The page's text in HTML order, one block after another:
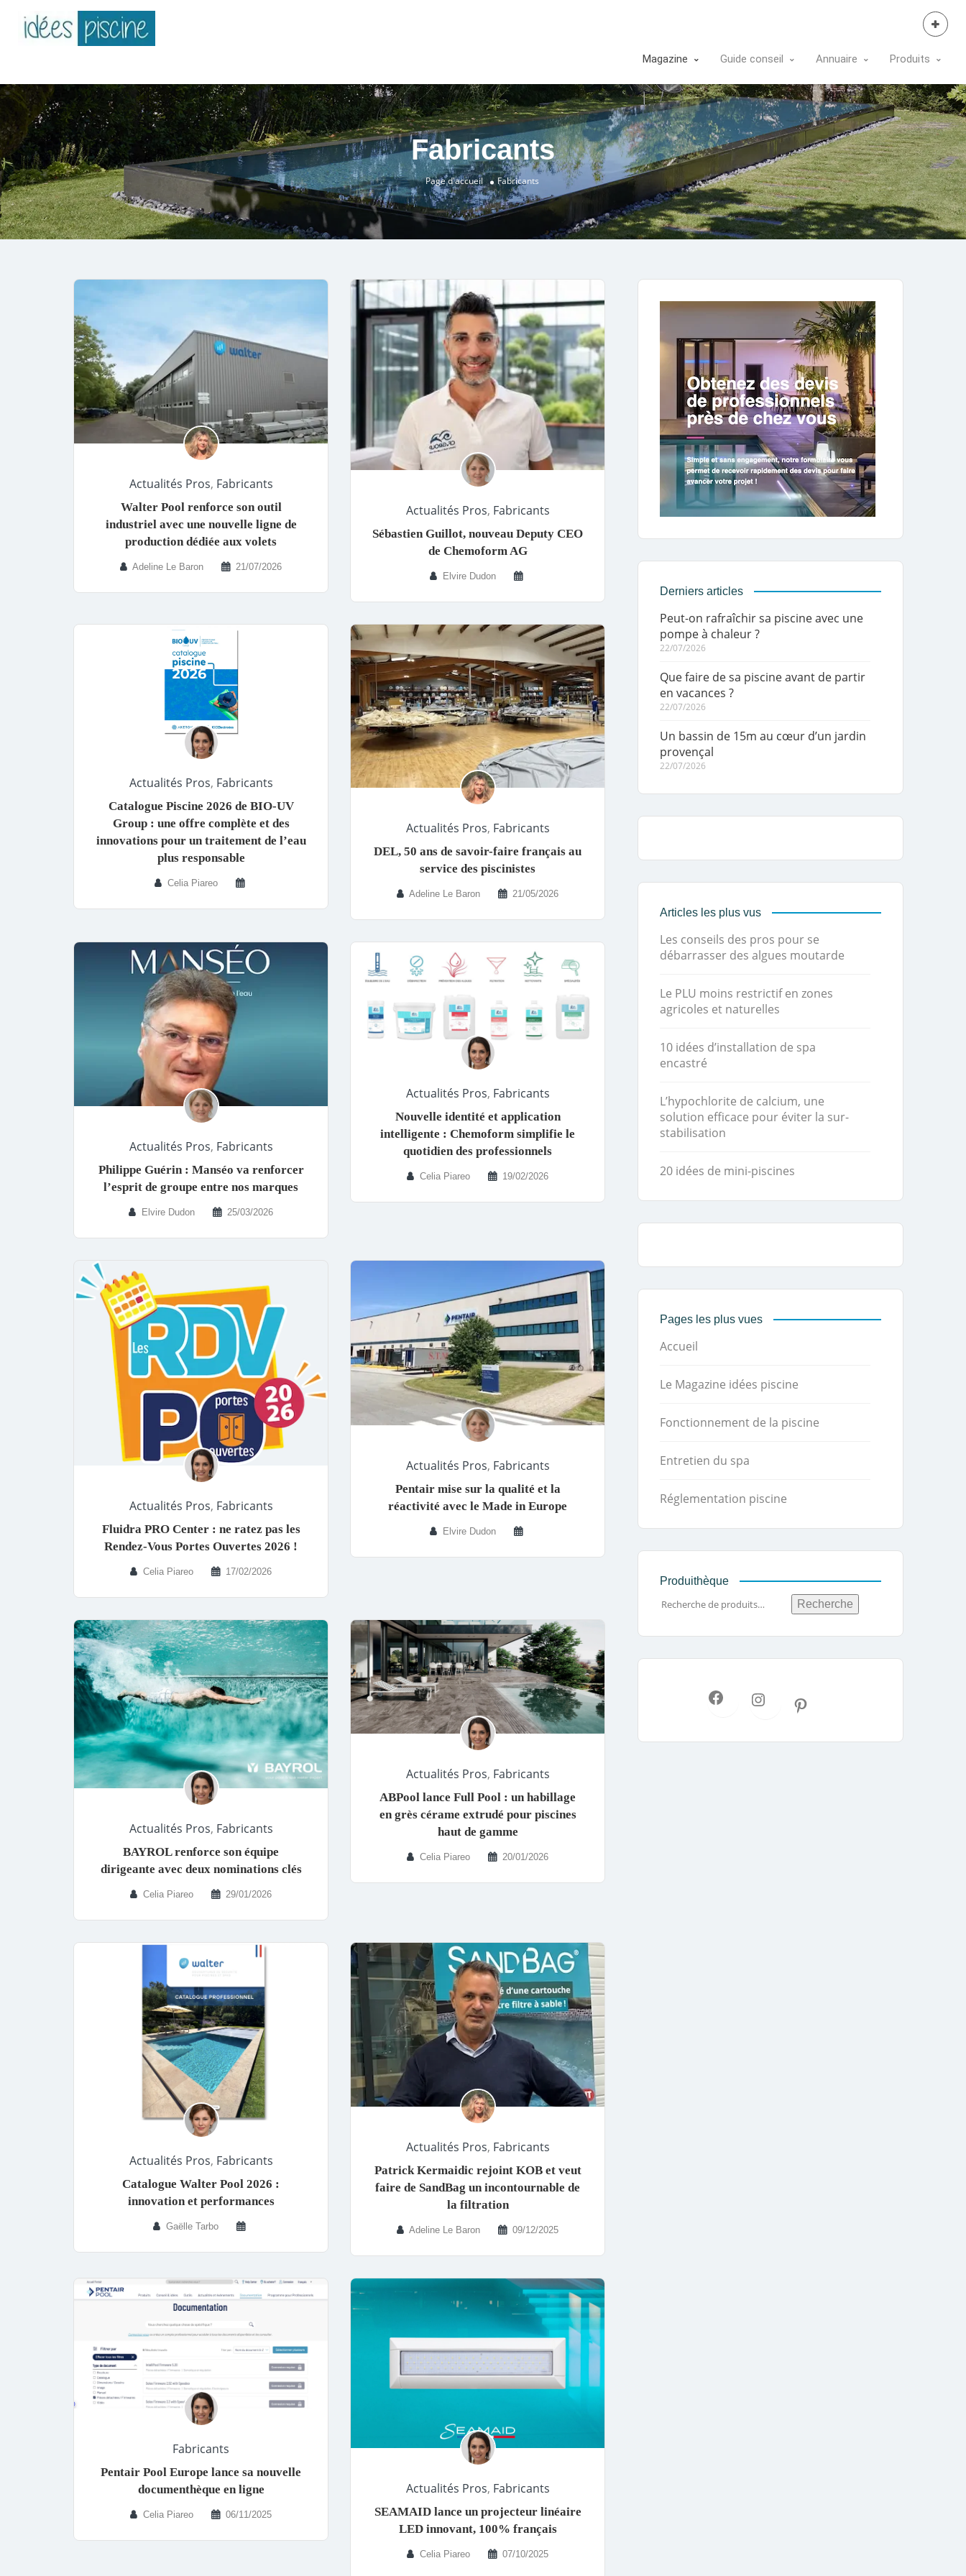
Magazine Guide conseil Annuaire Produits
Fabricants
Page d'accueil Fabricants
Actualités Pros, Fabricants
Walter Pool renforce son outil
industriel avec une nouvelle ligne de
production dédiée aux volets
Adeline Le Baron 21/07/2026
Actualités Pros, Fabricants
Sébastien Guillot, nouveau Deputy CEO
de Chemoform AG
Elvire Dudon
Actualités Pros, Fabricants
Catalogue Piscine 2026 de BIO-UV
Group : une offre complète et des
innovations pour un traitement de l’eau
plus responsable
Celia Piareo
Actualités Pros, Fabricants
DEL, 50 ans de savoir-faire français au
service des piscinistes
Adeline Le Baron 21/05/2026
Actualités Pros, Fabricants
Philippe Guérin : Manséo va renforcer
l’esprit de groupe entre nos marques
Elvire Dudon 25/03/2026
Actualités Pros, Fabricants
Nouvelle identité et application
intelligente : Chemoform simplifie le
quotidien des professionnels
Celia Piareo 19/02/2026
Actualités Pros, Fabricants
Fluidra PRO Center : ne ratez pas les
Rendez-Vous Portes Ouvertes 2026 !
Celia Piareo 17/02/2026
Actualités Pros, Fabricants
Pentair mise sur la qualité et la
réactivité avec le Made in Europe
Elvire Dudon
Actualités Pros, Fabricants
BAYROL renforce son équipe
dirigeante avec deux nominations clés
Celia Piareo 29/01/2026
Actualités Pros, Fabricants
ABPool lance Full Pool : un habillage
en grès cérame extrudé pour piscines
haut de gamme
Celia Piareo 20/01/2026
Actualités Pros, Fabricants
Catalogue Walter Pool 2026 :
innovation et performances
Gaëlle Tarbo
Actualités Pros, Fabricants
Patrick Kermaidic rejoint KOB et veut
faire de SandBag un incontournable de
la filtration
Adeline Le Baron 09/12/2025
Fabricants
Pentair Pool Europe lance sa nouvelle
documenthèque en ligne
Celia Piareo 06/11/2025
Actualités Pros, Fabricants
SEAMAID lance un projecteur linéaire
LED innovant, 100% français
Celia Piareo 07/10/2025
Derniers articles
Peut-on rafraîchir sa piscine avec une
pompe à chaleur ?
22/07/2026
Que faire de sa piscine avant de partir
en vacances ?
22/07/2026
Un bassin de 15m au cœur d’un jardin
provençal
22/07/2026
Articles les plus vus
Les conseils des pros pour se
débarrasser des algues moutarde
Le PLU moins restrictif en zones
agricoles et naturelles
10 idées d’installation de spa
encastré
L’hypochlorite de calcium, une
solution efficace pour éviter la sur-
stabilisation
20 idées de mini-piscines
Pages les plus vues
Accueil
Le Magazine idées piscine
Fonctionnement de la piscine
Entretien du spa
Réglementation piscine
Produithèque
Recherche